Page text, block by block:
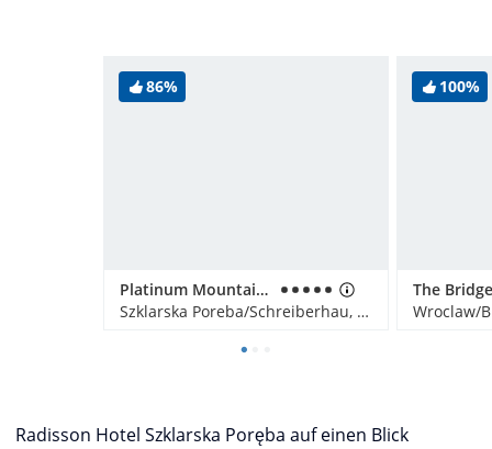
86%
Platinum Mountain Hotel&SPA
Szklarska Poreba/Schreiberhau, Polen
100%
Wroclaw/
Radisson Hotel Szklarska Poręba auf einen Blick